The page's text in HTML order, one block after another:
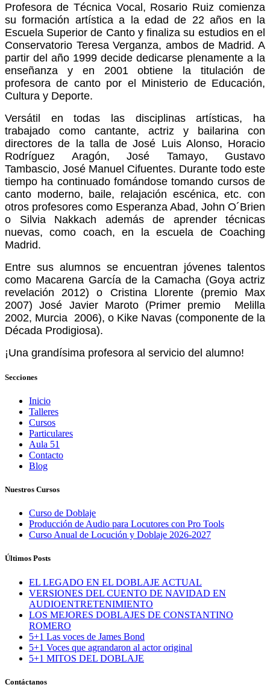
Profesora de Técnica Vocal, Rosario Ruiz comienza
su formación artística a la edad de 22 años en la
Escuela Superior de Canto y finaliza su estudios en el
Conservatorio Teresa Verganza, ambos de Madrid. A
partir del año 1999 decide dedicarse plenamente a la
enseñanza y en 2001 obtiene la titulación de
profesora de canto por el Ministerio de Educación,
Cultura y Deporte.
Versátil en todas las disciplinas artísticas, ha
trabajado como cantante, actriz y bailarina con
directores de la talla de José Luis Alonso, Horacio
Rodríguez Aragón, José Tamayo, Gustavo
Tambascio, José Manuel Cifuentes. Durante todo este
tiempo ha continuado fomándose tomando cursos de
canto moderno, baile, relajación escénica, etc. con
otros profesores como Esperanza Abad, John O´Brien
o Silvia Nakkach además de aprender técnicas
nuevas, como coach, en la escuela de Coaching
Madrid.
Entre sus alumnos se encuentran jóvenes talentos
como Macarena García de la Camacha (Goya actriz
revelación 2012) o Cristina Llorente (premio Max
2007) José Javier Maroto (Primer premio Melilla
2002, Murcia 2006), o Kike Navas (componente de la
Década Prodigiosa).
¡Una grandísima profesora al servicio del alumno!
Secciones
Inicio
Talleres
Cursos
Particulares
Aula 51
Contacto
Blog
Nuestros Cursos
Curso de Doblaje
Producción de Audio para Locutores con Pro Tools
Curso Anual de Locución y Doblaje 2026-2027
Últimos Posts
EL LEGADO EN EL DOBLAJE ACTUAL
VERSIONES DEL CUENTO DE NAVIDAD EN
AUDIOENTRETENIMIENTO
LOS MEJORES DOBLAJES DE CONSTANTINO
ROMERO
5+1 Las voces de James Bond
5+1 Voces que agrandaron al actor original
5+1 MITOS DEL DOBLAJE
Contáctanos